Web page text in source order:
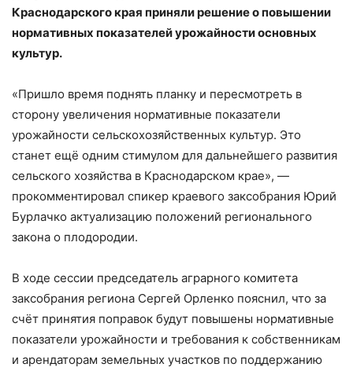
Краснодарского края приняли решение о повышении
нормативных показателей урожайности основных
культур.
«Пришло время поднять планку и пересмотреть в
сторону увеличения нормативные показатели
урожайности сельскохозяйственных культур. Это
станет ещё одним стимулом для дальнейшего развития
сельского хозяйства в Краснодарском крае», —
прокомментировал спикер краевого заксобрания Юрий
Бурлачко актуализацию положений регионального
закона о плодородии.
В ходе сессии председатель аграрного комитета
заксобрания региона Сергей Орленко пояснил, что за
счёт принятия поправок будут повышены нормативные
показатели урожайности и требования к собственникам
и арендаторам земельных участков по поддержанию